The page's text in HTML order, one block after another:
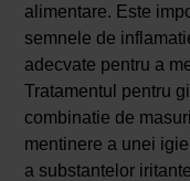
alimentare. Este
semnele de
adecvate pentru a
Tratamentul pentru
combinatie de
mentinere a unei
a substantelor